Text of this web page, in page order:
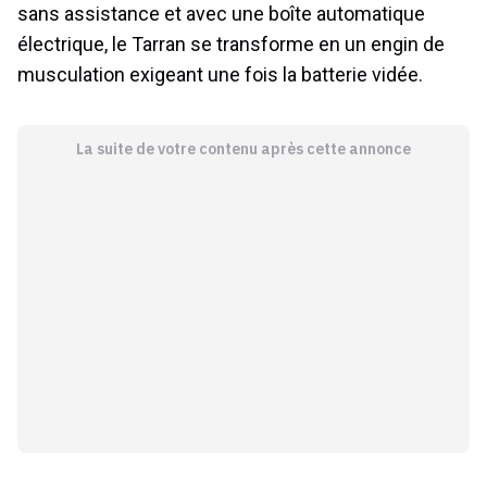
sans assistance et avec une boîte automatique
électrique, le Tarran se transforme en un engin de
musculation exigeant une fois la batterie vidée.
La suite de votre contenu après cette annonce